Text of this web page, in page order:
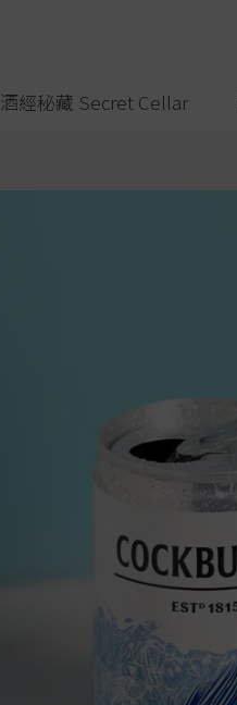
酒經秘藏 Secret Cellar